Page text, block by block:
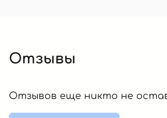
Отзывы
Отзывов еще никто не